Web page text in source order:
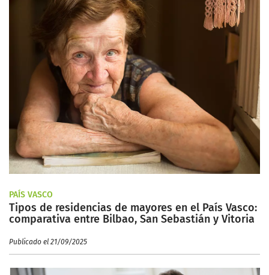
PAÍS VASCO
Tipos de residencias de mayores en el País Vasco:
comparativa entre Bilbao, San Sebastián y Vitoria
Publicado el 21/09/2025